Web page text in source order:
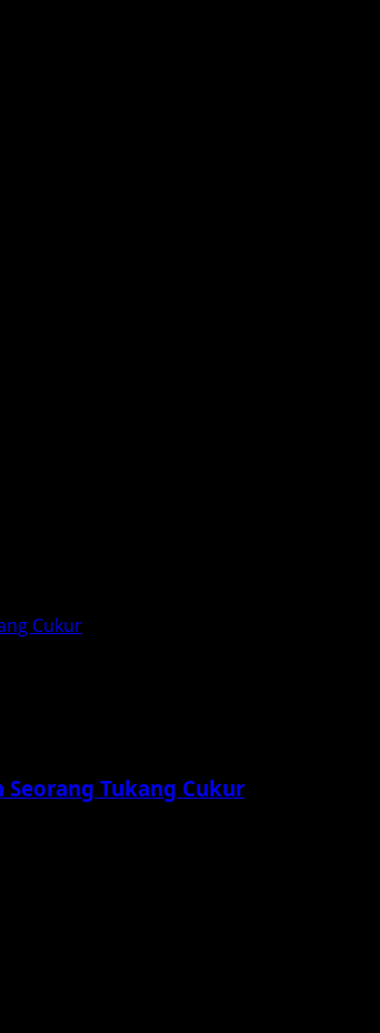
Cukur
Tukang Cukur